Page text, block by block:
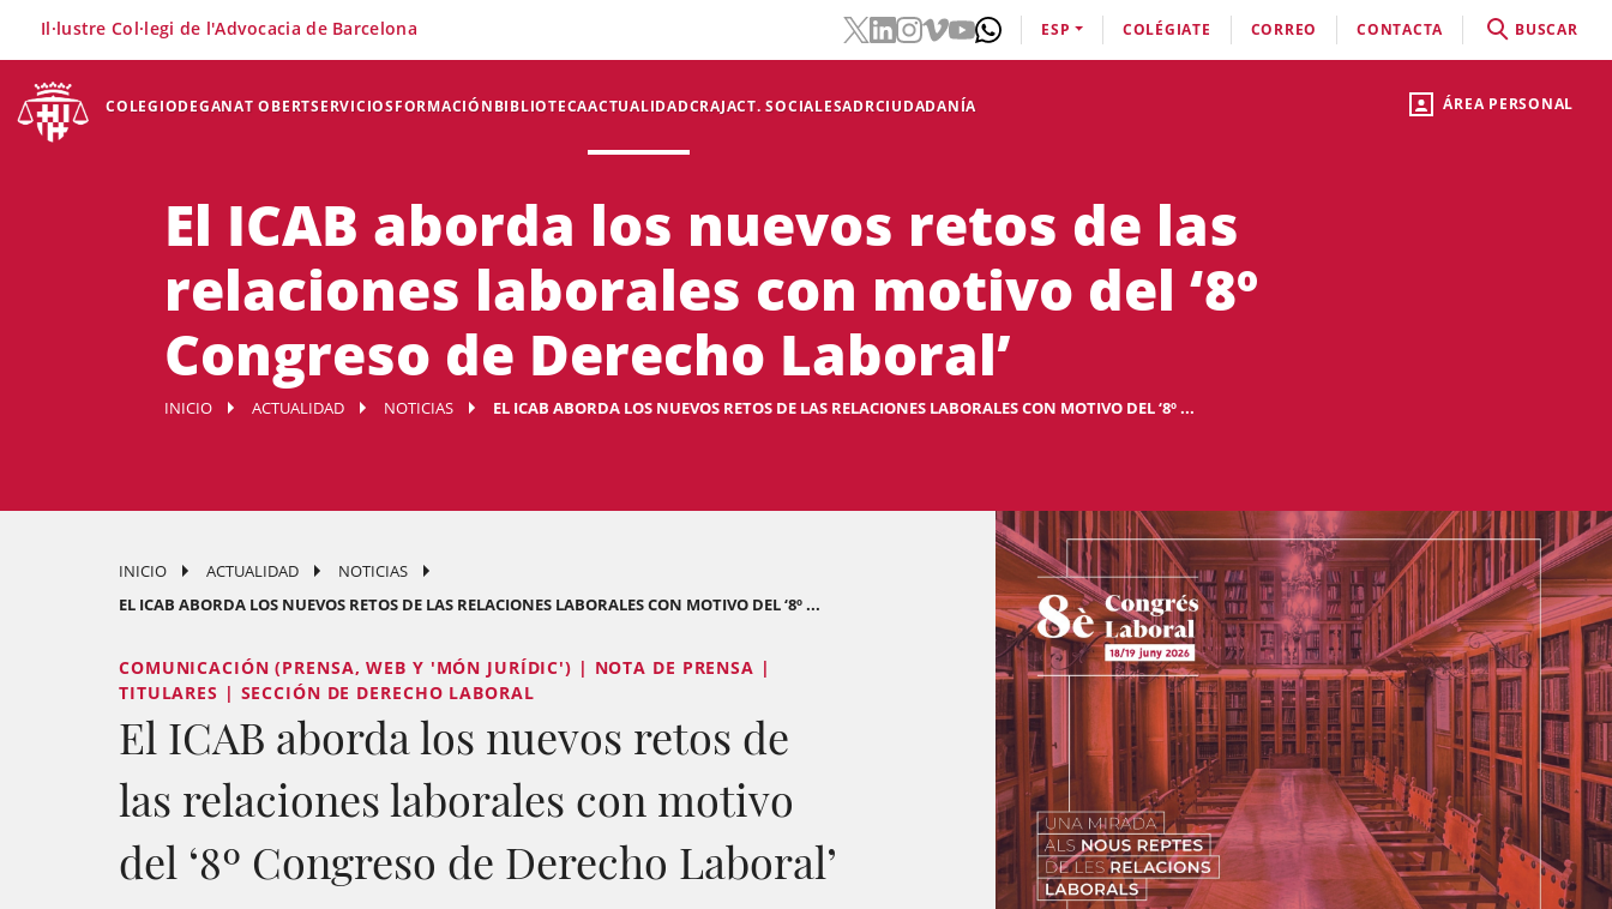
ÁREA PERSONAL
COLEGIODEGANAT OBERTSERVICIOSFORMACIÓNBIBLIOTECAACTUALIDADCRAJACT. SOCIALESADRCIUDADANÍA
Il·lustre Col·legi de l'Advocacia de Barcelona ESP COLÉGIATE CORREO CONTACTA BUSCAR
El ICAB aborda los nuevos retos de las
relaciones laborales con motivo del ‘8º
Congreso de Derecho Laboral’
INICIO ACTUALIDAD NOTICIAS EL ICAB ABORDA LOS NUEVOS RETOS DE LAS RELACIONES LABORALES CON MOTIVO DEL ‘8º ...
INICIO ACTUALIDAD
NOTICIAS
EL ICAB ABORDA LOS NUEVOS RETOS DE LAS RELACIONES LABORALES CON MOTIVO DEL ‘8º ...
COMUNICACIÓN (PRENSA, WEB Y 'MÓN JURÍDIC') | NOTA DE PRENSA |
TITULARES | SECCIÓN DE DERECHO LABORAL
El ICAB aborda los nuevos retos de
las relaciones laborales con motivo
del ‘8º Congreso de Derecho Laboral’